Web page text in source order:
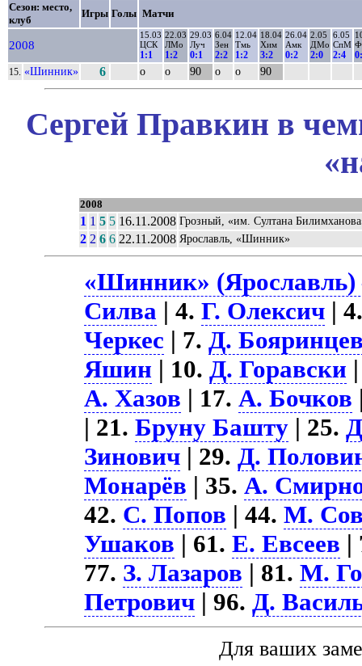
Сезон: место,
клуб
Игры Голы Матчи
2008
15.03
ЦСК
1:1
22.03
ЛМо
1:2
29.03
Луч
0:1
6.04
Зен
2:2
12.04
Тмь
1:2
18.04
Хим
3:2
26.04
Амк
0:2
2.05
ДМо
2:0
6.05
СпМ
2:4
15. «Шинник» 6 о о 90 о о 90
Сергей Правкин в
2008
1 1 5 5 16.11.2008 Грозный, «им. Султана
2 2 6 6 22.11.2008 Ярославль, «Шинник»
«Шинник» (Ярославль)
Силва | 4.Г. Олексич |
Черкес | 7.Д.
Яшин | 10.Д. Горавски
А. Хазов | 17.А. Бочков
| 21.Бруну Башту | 25.
Зинович | 29.Д.
Монарёв | 35.А.
42. С. Попов | 44.М.
Ушаков | 61.Е. Евсеев |
77. З. Лазаров | 81.М.
Петрович | 96.Д.
Для ваших